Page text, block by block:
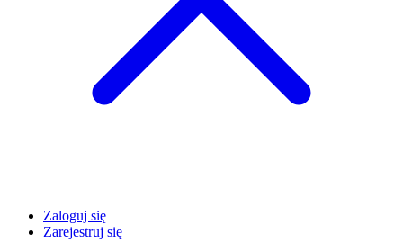
Zaloguj się
Zarejestruj się